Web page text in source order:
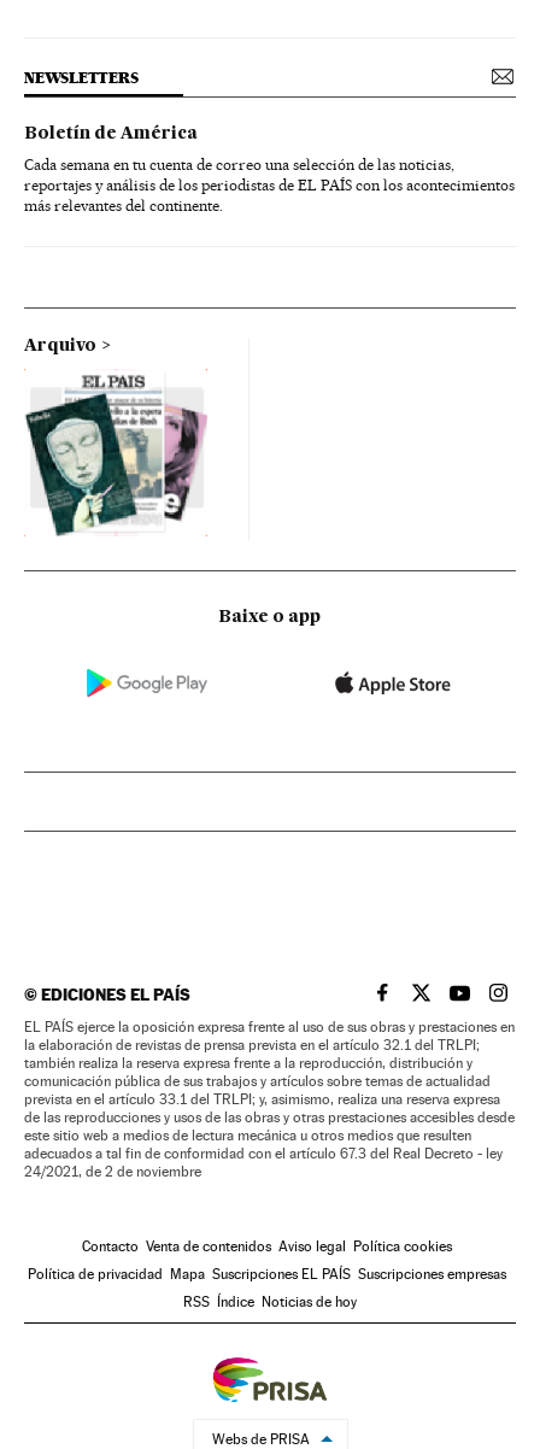
NEWSLETTERS
Boletín de América
Cada semana en tu cuenta de correo una selección de las noticias,
reportajes y análisis de los periodistas de EL PAÍS con los acontecimientos
más relevantes del continente.
Arquivo
Baixe o app
©EDICIONES EL PAÍS EL PAÍS BRASIL EN
EL PAÍSEL PAÍS
EL
EL PAÍS ejerce la oposición expresa frente al uso de sus obras y prestaciones en
la elaboración de revistas de prensa prevista en el artículo 32.1 del TRLPI;
también realiza la reserva expresa frente a la reproducción, distribución y
comunicación pública de sus trabajos y artículos sobre temas de actualidad
prevista en el artículo 33.1 del TRLPI; y, asimismo, realiza una reserva expresa
de las reproducciones y usos de las obras y otras prestaciones accesibles desde
este sitio web a medios de lectura mecánica u otros medios que resulten
adecuados a tal fin de conformidad con el artículo 67.3 del Real Decreto - ley
24/2021, de 2 de noviembre
Contacto Venta de contenidos Aviso legal
Política cookies
Política de privacidad
Mapa Suscripciones EL PAÍS Suscripciones empresas
RSS
Índice Noticias de hoy
Webs de PRISA